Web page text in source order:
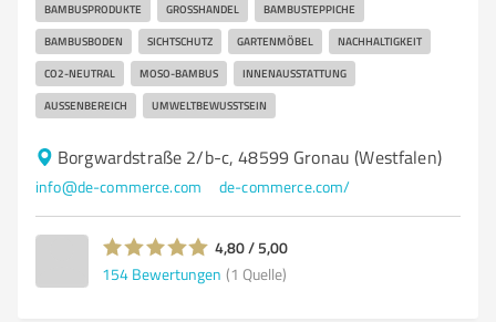
BAMBUSPRODUKTE GROSSHANDEL BAMBUSTEPPICHE
BAMBUSBODEN SICHTSCHUTZ GARTENMÖBEL NACHHALTIGKEIT
CO2-NEUTRAL MOSO-BAMBUS INNENAUSSTATTUNG
AUSSENBEREICH UMWELTBEWUSSTSEIN
Borgwardstraße 2/b-c, 48599 Gronau (Westfalen)
info@de-commerce.com de-commerce.com/
4,80 / 5,00
154 Bewertungen (1 Quelle)